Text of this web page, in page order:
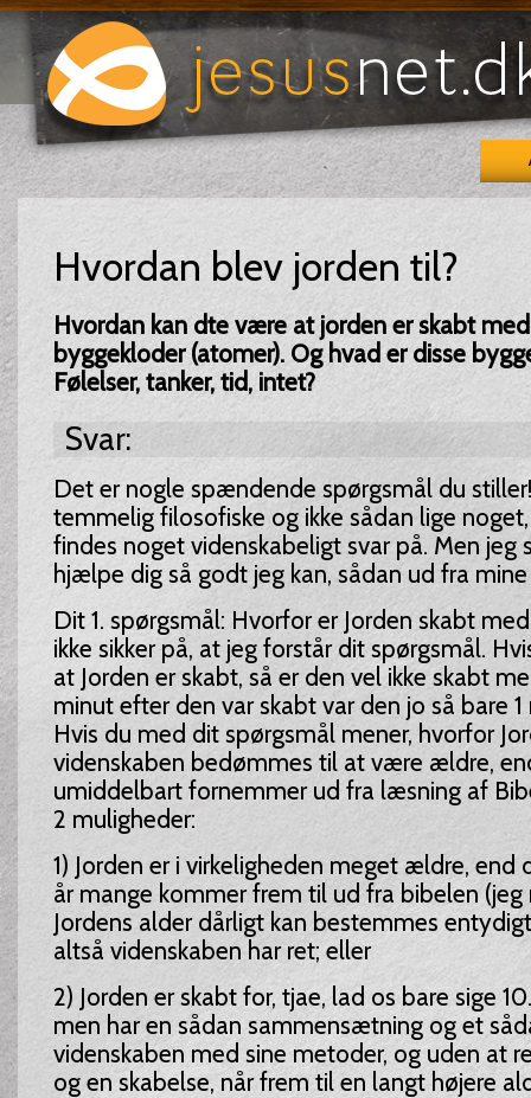
Hvordan blev jorden til?
Hvordan kan dte være at jorden er skabt
byggekloder (atomer). Og hvad er disse
Følelser, tanker, tid, intet?
Svar:
Det er nogle spændende spørgsmål du
temmelig filosofiske og ikke sådan lige
findes noget videnskabeligt svar på. Men jeg
hjælpe dig så godt jeg kan, sådan ud fra
Dit 1. spørgsmål: Hvorfor er Jorden skabt
ikke sikker på, at jeg forstår dit spørgsmål.
at Jorden er skabt, så er den vel ikke skabt
minut efter den var skabt var den jo så bare
Hvis du med dit spørgsmål mener, hvorfor
videnskaben bedømmes til at være ældre,
umiddelbart fornemmer ud fra læsning af
2 muligheder:
1) Jorden er i virkeligheden meget ældre, end
år mange kommer frem til ud fra bibelen (jeg
Jordens alder dårligt kan bestemmes
altså videnskaben har ret; eller
2) Jorden er skabt for, tjae, lad os bare sige
men har en sådan sammensætning og et
videnskaben med sine metoder, og uden at
og en skabelse, når frem til en langt højere